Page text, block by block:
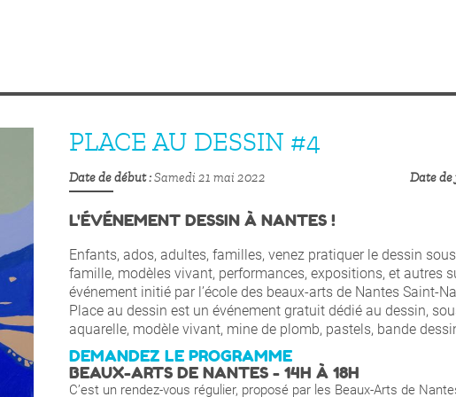
PLACE AU DESSIN #4
Date de début Samedi 21 mai 2022 Date
L'ÉVÉNEMENT DESSIN À NANTES !
Enfants, ados, adultes, familles, venez pratiquer le dessin
famille, modèles vivant, performances, expositions, et autres
événement initié par l’école des beaux-arts de Nantes Saint-
Place au dessin est un événement gratuit dédié au dessin,
aquarelle, modèle vivant, mine de plomb, pastels, bande
DEMANDEZ LE PROGRAMME
BEAUX-ARTS DE NANTES - 14H À 18H
C’est un rendez-vous régulier, proposé par les Beaux-Arts de